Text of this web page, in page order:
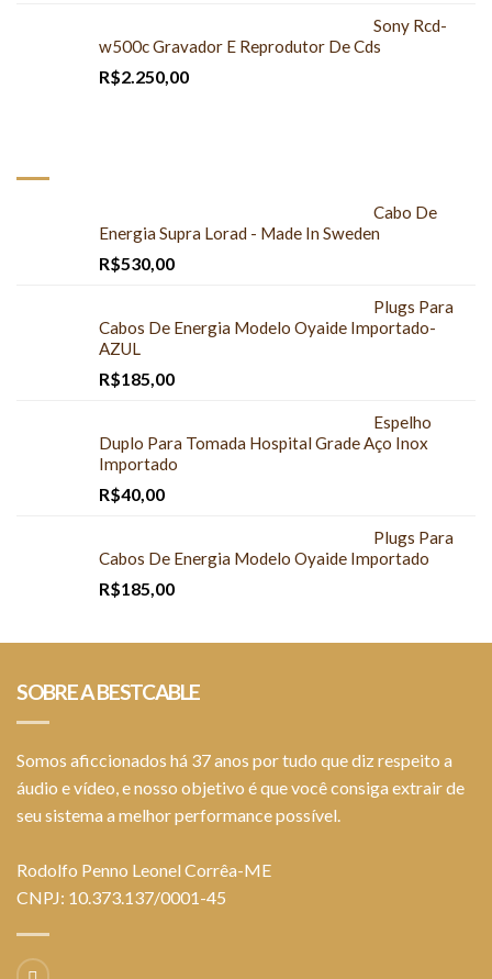
Sony Rcd-
w500c Gravador E Reprodutor De Cds
R$2.250,00
Cabo De
Energia Supra Lorad - Made In Sweden
R$530,00
Plugs Para
Cabos De Energia Modelo Oyaide Importado-
AZUL
R$185,00
Espelho
Duplo Para Tomada Hospital Grade Aço Inox
Importado
R$40,00
Plugs Para
Cabos De Energia Modelo Oyaide Importado
R$185,00
SOBRE A BESTCABLE
Somos aficcionados há 37 anos por tudo que diz respeito a
áudio e vídeo, e nosso objetivo é que você consiga extrair de
seu sistema a melhor performance possível.
Rodolfo Penno Leonel Corrêa-ME
CNPJ: 10.373.137/0001-45